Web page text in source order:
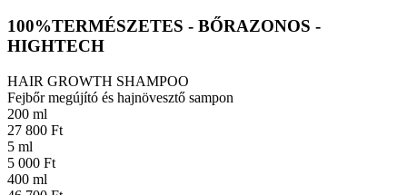
100%TERMÉSZETES - BŐRAZONOS -
HIGHTECH
HAIR GROWTH SHAMPOO
Fejbőr megújító és hajnövesztő sampon
200 ml
27 800 Ft
5 ml
5 000 Ft
400 ml